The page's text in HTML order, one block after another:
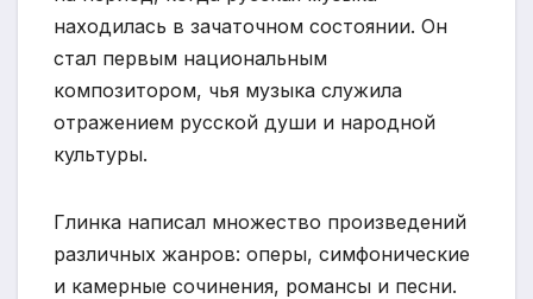
находилась в зачаточном состоянии. Он
стал первым национальным
композитором, чья музыка служила
отражением русской души и народной
культуры.
Глинка написал множество произведений
различных жанров: оперы, симфонические
и камерные сочинения, романсы и песни.